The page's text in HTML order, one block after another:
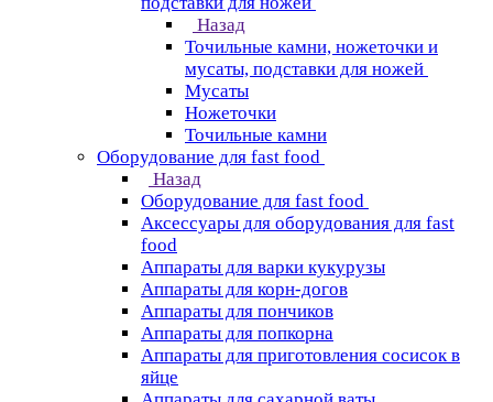
Назад
Точильные камни, ножеточки и
мусаты, подставки для ножей
Мусаты
Ножеточки
Точильные камни
Оборудование для fast food
Назад
Оборудование для fast food
Аксессуары для оборудования для fast
food
Аппараты для варки кукурузы
Аппараты для корн-догов
Аппараты для пончиков
Аппараты для попкорна
Аппараты для приготовления сосисок в
яйце